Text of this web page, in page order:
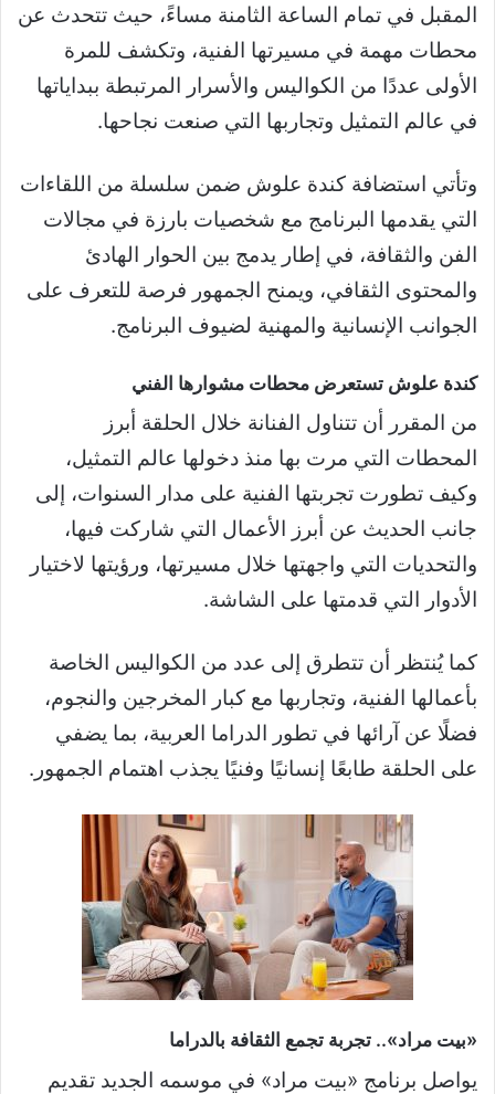
المقبل في تمام الساعة الثامنة مساءً، حيث تتحدث عن
محطات مهمة في مسيرتها الفنية، وتكشف للمرة
الأولى عددًا من الكواليس والأسرار المرتبطة ببداياتها
في عالم التمثيل وتجاربها التي صنعت نجاحها.
وتأتي استضافة كندة علوش ضمن سلسلة من اللقاءات
التي يقدمها البرنامج مع شخصيات بارزة في مجالات
الفن والثقافة، في إطار يدمج بين الحوار الهادئ
والمحتوى الثقافي، ويمنح الجمهور فرصة للتعرف على
الجوانب الإنسانية والمهنية لضيوف البرنامج.
كندة علوش تستعرض محطات مشوارها الفني
من المقرر أن تتناول الفنانة خلال الحلقة أبرز
المحطات التي مرت بها منذ دخولها عالم التمثيل،
وكيف تطورت تجربتها الفنية على مدار السنوات، إلى
جانب الحديث عن أبرز الأعمال التي شاركت فيها،
والتحديات التي واجهتها خلال مسيرتها، ورؤيتها لاختيار
الأدوار التي قدمتها على الشاشة.
كما يُنتظر أن تتطرق إلى عدد من الكواليس الخاصة
بأعمالها الفنية، وتجاربها مع كبار المخرجين والنجوم،
فضلًا عن آرائها في تطور الدراما العربية، بما يضفي
على الحلقة طابعًا إنسانيًا وفنيًا يجذب اهتمام الجمهور.
«بيت مراد».. تجربة تجمع الثقافة بالدراما
يواصل برنامج «بيت مراد» في موسمه الجديد تقديم